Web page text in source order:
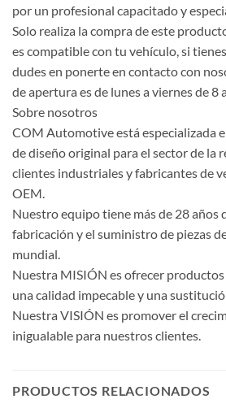
por un profesional capacitado y
Solo realiza la compra de este
es compatible con tu vehículo, si
dudes en ponerte en contacto con
de apertura es de lunes a viernes de 8
Sobre nosotros
COM Automotive está especializada
de diseño original para el sector de la
clientes industriales y fabricantes de
OEM.
Nuestro equipo tiene más de 28 años
fabricación y el suministro de piezas
mundial.
Nuestra MISIÓN es ofrecer
una calidad impecable y una
Nuestra VISIÓN es promover el
inigualable para nuestros clientes.
PRODUCTOS RELACIONADOS